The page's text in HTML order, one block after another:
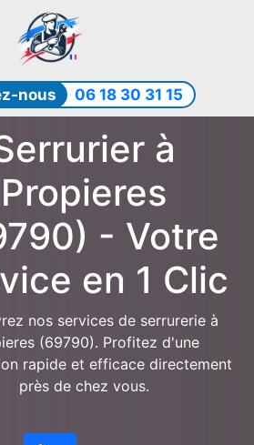
nous 06 18 30 31 15
à
Propieres
- Votre
en 1 Clic
nos services de serrurerie à
(69790). Profitez d'une
rapide et efficace directement
près de chez vous.